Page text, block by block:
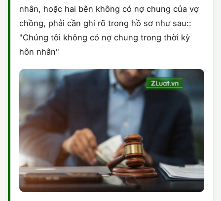
nhân, hoặc hai bên không có nợ chung của vợ
chồng, phải cần ghi rõ trong hồ sơ như sau::
"Chúng tôi không có nợ chung trong thời kỳ
hôn nhân"